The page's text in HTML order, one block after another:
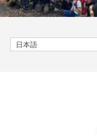
日本語